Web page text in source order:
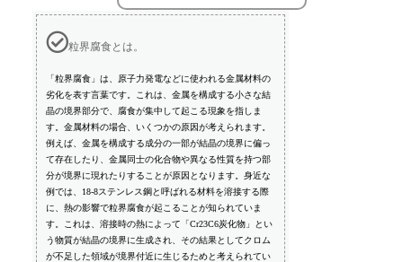
粒界腐食とは。
「粒界腐食」は、原子力発電などに使われる金属材料の
劣化を表す言葉です。これは、金属を構成する小さな結
晶の境界部分で、腐食が集中して起こる現象を指しま
す。金属材料の場合、いくつかの原因が考えられます。
例えば、金属を構成する成分の一部が結晶の境界に偏っ
て存在したり、金属同士の化合物や異なる性質を持つ部
分が境界に現れたりすることが原因となります。身近な
例では、18-8ステンレス鋼と呼ばれる材料を溶接する際
に、熱の影響で粒界腐食が起こることが知られていま
す。これは、溶接時の熱によって「Cr23C6炭化物」とい
う物質が結晶の境界に生成され、その結果としてクロム
が不足した領域が境界付近に生じるためと考えられてい